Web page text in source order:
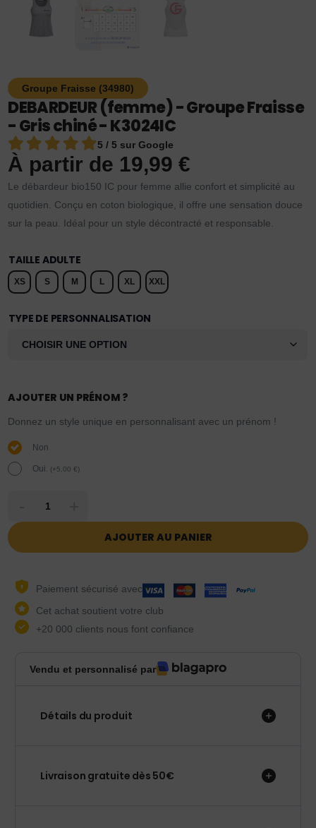
Groupe Fraisse (34980)
DEBARDEUR (femme) - Groupe Fraisse
- Gris chiné - K3024IC
5 / 5 sur Google
À partir de 19,99€
Le débardeur bio150 IC pour femme allie confort et simplicité au
quotidien. Conçu en coton biologique, il offre une sensation douce
sur la peau. Idéal pour un style décontracté et responsable.
TAILLE ADULTE
XS S M L XL XXL
TYPE DE PERSONNALISATION
AJOUTER UN PRÉNOM ?
Donnez un style unique en personnalisant avec un prénom !
Non
Oui. (+5,00€)
AJOUTER AU PANIER
Paiement sécurisé avec
Cet achat soutient votre club
+20 000 clients nous font confiance
Vendu et personnalisé par
Détails du produit
Livraison gratuite dès 50€